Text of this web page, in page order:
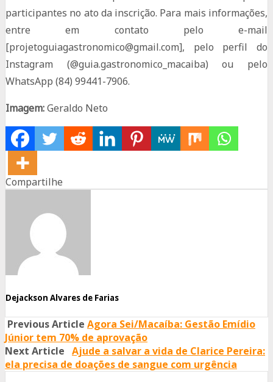
participantes no ato da inscrição. Para mais informações,
entre em contato pelo e-mail
[projetoguiagastronomico@gmail.com], pelo perfil do
Instagram (@guia.gastronomico_macaiba) ou pelo
WhatsApp (84) 99441-7906.
Imagem:Geraldo Neto
Compartilhe
Facebook
Twitter
Whatsapp
Dejackson Alvares de Farias
Previous Article Agora Sei/Macaíba: Gestão Emídio
Júnior tem 70% de aprovação
Next Article Ajude a salvar a vida de Clarice Pereira:
ela precisa de doações de sangue com urgência